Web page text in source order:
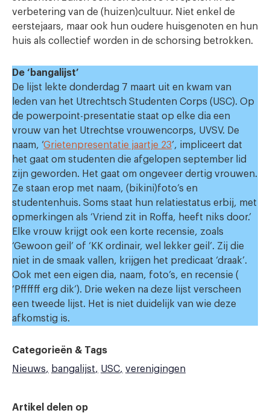
verbetering van de (huizen)cultuur. Niet enkel de
eerstejaars, maar ook hun oudere huisgenoten en hun
huis als collectief worden in de schorsing betrokken.
De ‘bangalijst’
De lijst lekte donderdag 7 maart uit en kwam van
leden van het Utrechtsch Studenten Corps (USC). Op
de powerpoint-presentatie staat op elke dia een
vrouw van het Utrechtse vrouwencorps, UVSV. De
naam, ‘Grietenpresentatie jaartje 23’, impliceert dat
het gaat om studenten die afgelopen september lid
zijn geworden. Het gaat om ongeveer dertig vrouwen.
Ze staan erop met naam, (bikini)foto’s en
studentenhuis. Soms staat hun relatiestatus erbij, met
opmerkingen als ‘Vriend zit in Roffa, heeft niks door.’
Elke vrouw krijgt ook een korte recensie, zoals
‘Gewoon geil’ of ‘KK ordinair, wel lekker geil’. Zij die
niet in de smaak vallen, krijgen het predicaat ‘draak’.
Ook met een eigen dia, naam, foto’s, en recensie (
‘Pffffff erg dik’). Drie weken na deze lijst verscheen
een tweede lijst. Het is niet duidelijk van wie deze
afkomstig is.
Categorieën & Tags
Nieuws
bangalijst USC verenigingen
Artikel delen op